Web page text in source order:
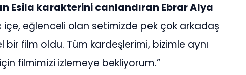
Esila karakterini canlandıran Ebrar Alya
içe, eğlenceli olan setimizde pek çok arkadaş
bir film oldu. Tüm kardeşlerimi, bizimle aynı
filmimizi izlemeye bekliyorum.”